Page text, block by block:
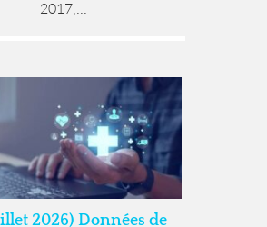
2017,...
2026) Données de